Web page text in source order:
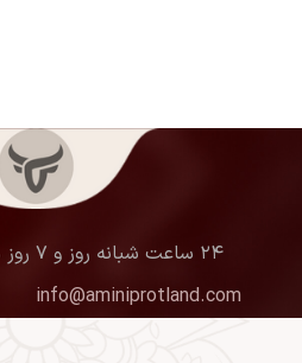
۲۴ ساعت شبانه روز و ۷ روز هفته همراه شماییم
info@aminiprotland.com